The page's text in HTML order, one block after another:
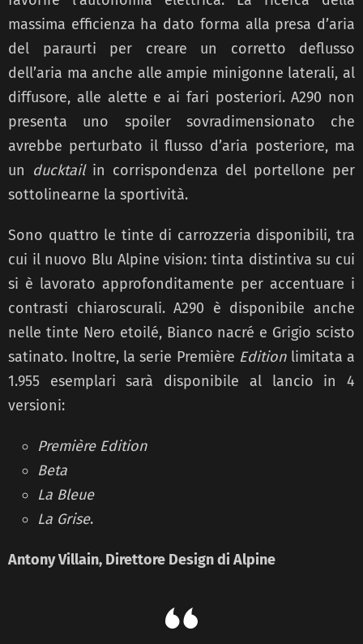
massima efficienza ha dato forma alla presa d’aria
del paraurti per creare un corretto deflusso
dell’aria ma anche alle ampie minigonne laterali, al
diffusore, alle alette e ai fari posteriori. A290 non
presenta uno spoiler sovradimensionato che
avrebbe perturbato il flusso d’aria posteriore, ma
un ducktail in corrispondenza del portellone per
sottolinearne la sportività.
Sono quattro le tinte di carrozzeria disponibili, tra
cui il nuovo Blu Alpine vision: tinta distintiva su cui
si è lavorato approfonditamente per accentuare i
contrasti chiaroscurali. A290 è disponibile anche
nelle tinte Nero etoilé, Bianco nacré e Grigio scisto
satinato. Inoltre, la serie Première Editionlimitata a
1.955 esemplari sarà disponibile al lancio in 4
versioni:
Première Edition
Beta
La Bleue
La Grise.
Antony Villain, Direttore Design di Alpine